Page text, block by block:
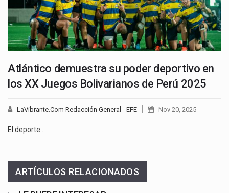
Atlántico demuestra su poder deportivo en
los XX Juegos Bolivarianos de Perú 2025
LaVibrante.Com Redacción General - EFE Nov 20, 2025
El deporte…
ARTÍCULOS RELACIONADOS